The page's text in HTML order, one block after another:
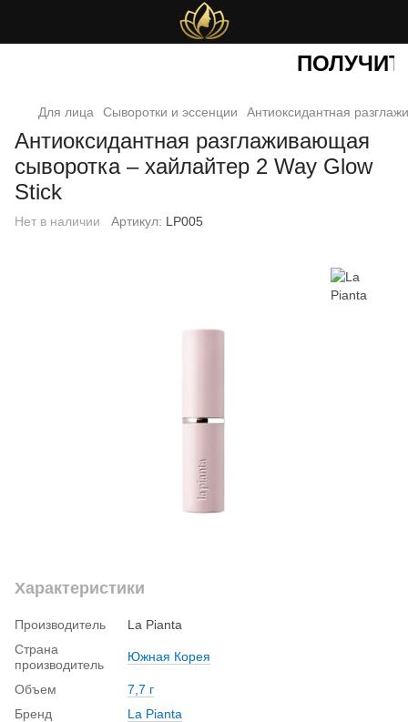
ПОЛУЧИТЕ
Для лица Сыворотки и эссенции Антиоксидантная
Антиоксидантная разглаживающая
сыворотка – хайлайтер 2 Way Glow
Stick
Нет в наличии Артикул: LP005
Характеристики
Производитель
La Pianta
Страна
производитель
Южная Корея
Объем
7,7 г
Бренд
La Pianta